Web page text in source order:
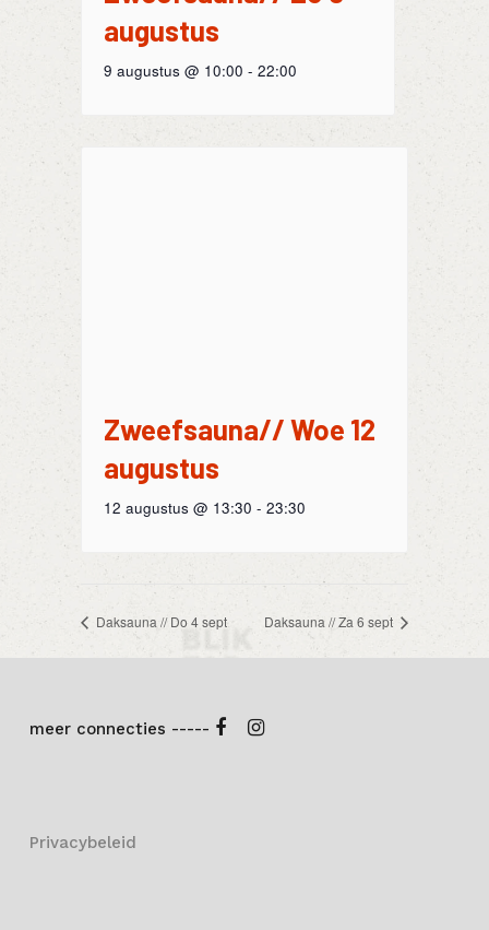
augustus
9 augustus @ 10:00 - 22:00
Zweefsauna// Woe 12
augustus
12 augustus @ 13:30 - 23:30
Daksauna // Do 4 sept Daksauna // Za 6 sept
meer connecties -----
Privacybeleid